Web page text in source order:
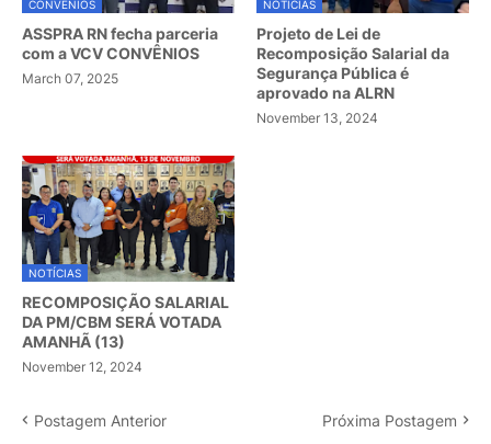
CONVÊNIOS
ASSPRA RN fecha parceria
com a VCV CONVÊNIOS
March 07, 2025
NOTÍCIAS
Projeto de Lei de
Recomposição Salarial da
Segurança Pública é
aprovado na ALRN
November 13, 2024
NOTÍCIAS
RECOMPOSIÇÃO SALARIAL
DA PM/CBM SERÁ VOTADA
AMANHÃ (13)
November 12, 2024
Postagem Anterior Próxima Postagem